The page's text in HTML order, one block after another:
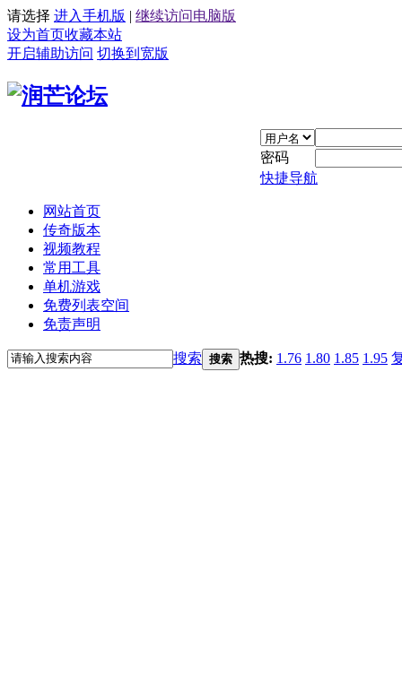
请选择 进入手机版 | 继续访问电脑版
设为首页收藏本站
开启辅助访问 切换到宽版
密码
快捷导航
网站首页
传奇版本
视频教程
常用工具
单机游戏
免费列表空间
免责声明
搜索 搜索 热搜: 1.76 1.80 1.85 1.95